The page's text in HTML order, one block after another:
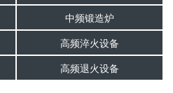
中频锻造炉
高频淬火设备
高频退火设备